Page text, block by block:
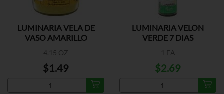
LUMINARIA VELA DE
VASO AMARILLO
4.15 OZ
$1.49
LUMINARIA VELON
VERDE 7 DIAS
1 EA
$2.69